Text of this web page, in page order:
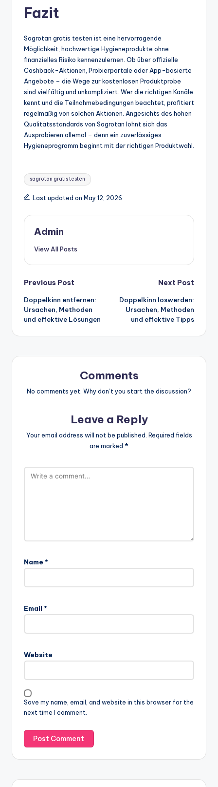
Fazit
Sagrotan gratis testen ist eine hervorragende
Möglichkeit, hochwertige Hygieneprodukte ohne
finanzielles Risiko kennenzulernen. Ob über offizielle
Cashback-Aktionen, Probierportale oder App-basierte
Angebote – die Wege zur kostenlosen Produktprobe
sind vielfältig und unkompliziert. Wer die richtigen Kanäle
kennt und die Teilnahmebedingungen beachtet, profitiert
regelmäßig von solchen Aktionen. Angesichts des hohen
Qualitätsstandards von Sagrotan lohnt sich das
Ausprobieren allemal – denn ein zuverlässiges
Hygieneprogramm beginnt mit der richtigen Produktwahl.
Tags:
sagrotan gratis testen
Last updated on May 12, 2026
Admin
View All Posts
Post
navigation
Previous Post
Doppelkinn entfernen:
Ursachen, Methoden
und effektive Lösungen
Next Post
Doppelkinn loswerden:
Ursachen, Methoden
und effektive Tipps
Comments
No comments yet. Why don’t you start the discussion?
Leave a Reply
Your email address will not be published. Required fields
are marked *
Name *
Email *
Website
Save my name, email, and website in this browser for the
next time I comment.